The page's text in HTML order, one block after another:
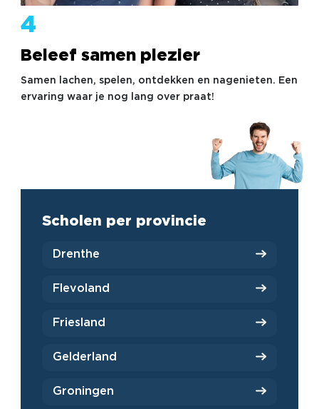
4
Beleef samen plezier
Samen lachen, spelen, ontdekken en nagenieten. Een
ervaring waar je nog lang over praat!
Scholen per provincie
Drenthe
Flevoland
Friesland
Gelderland
Groningen